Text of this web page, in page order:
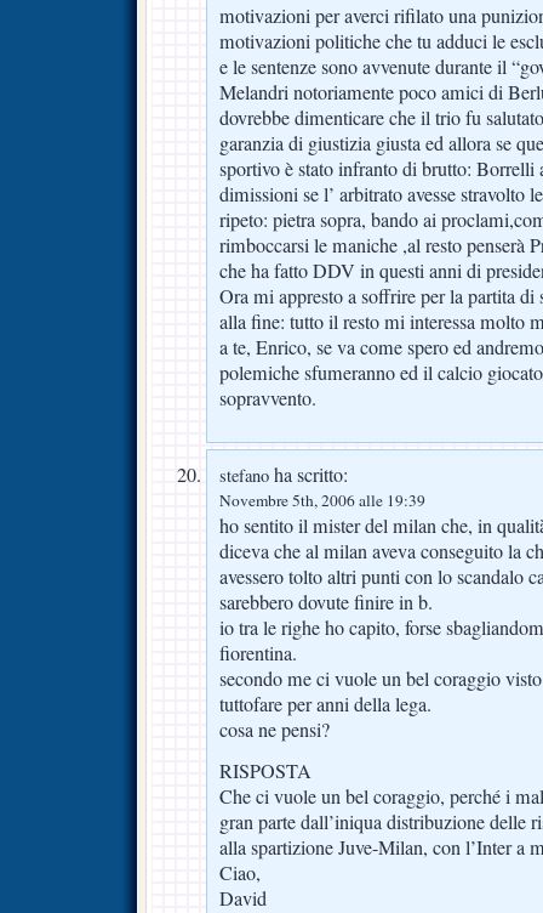
motivazioni per averci rifilato una
motivazioni politiche che tu adduci le
e le sentenze sono avvenute durante il
Melandri notoriamente poco amici di
dovrebbe dimenticare che il trio fu
garanzia di giustizia giusta ed allora se
sportivo è stato infranto di brutto:
dimissioni se l’ arbitrato avesse stravolto
ripeto: pietra sopra, bando ai
rimboccarsi le maniche ,al resto penserà
che ha fatto DDV in questi anni di
Ora mi appresto a soffrire per la partita di
alla fine: tutto il resto mi interessa molto
a te, Enrico, se va come spero ed
polemiche sfumeranno ed il calcio
sopravvento.
stefano ha scritto:
Novembre 5th, 2006 alle 19:39
ho sentito il mister del milan che, in
diceva che al milan aveva conseguito la
avessero tolto altri punti con lo scandalo
sarebbero dovute finire in b.
io tra le righe ho capito, forse
fiorentina.
secondo me ci vuole un bel coraggio
tuttofare per anni della lega.
cosa ne pensi?
RISPOSTA
Che ci vuole un bel coraggio, perché i
gran parte dall’iniqua distribuzione delle
alla spartizione Juve-Milan, con l’Inter a
Ciao,
David